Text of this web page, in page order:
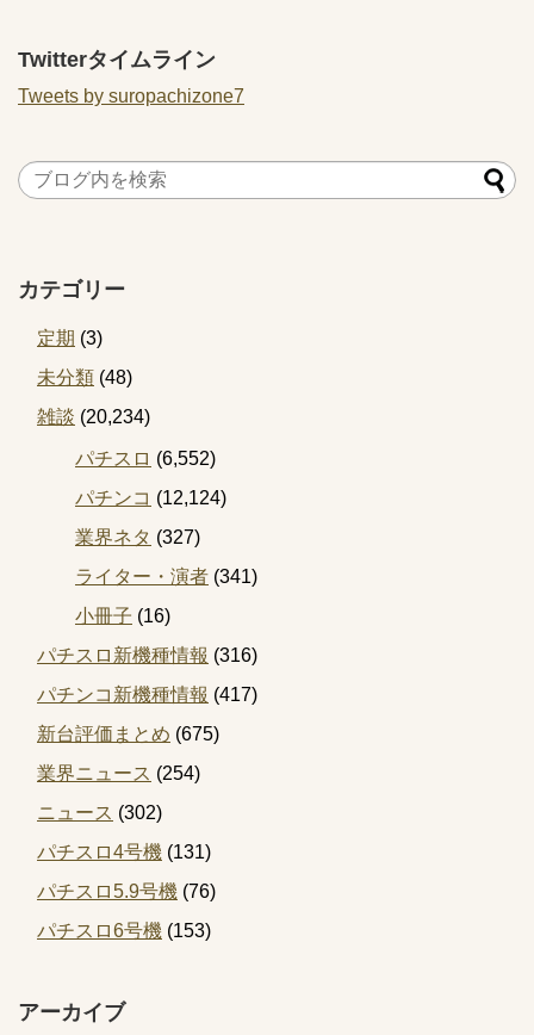
Twitterタイムライン
Tweets by suropachizone7
カテゴリー
定期 (3)
未分類 (48)
雑談 (20,234)
パチスロ (6,552)
パチンコ (12,124)
業界ネタ (327)
ライター・演者 (341)
小冊子 (16)
パチスロ新機種情報 (316)
パチンコ新機種情報 (417)
新台評価まとめ (675)
業界ニュース (254)
ニュース (302)
パチスロ4号機 (131)
パチスロ5.9号機 (76)
パチスロ6号機 (153)
アーカイブ